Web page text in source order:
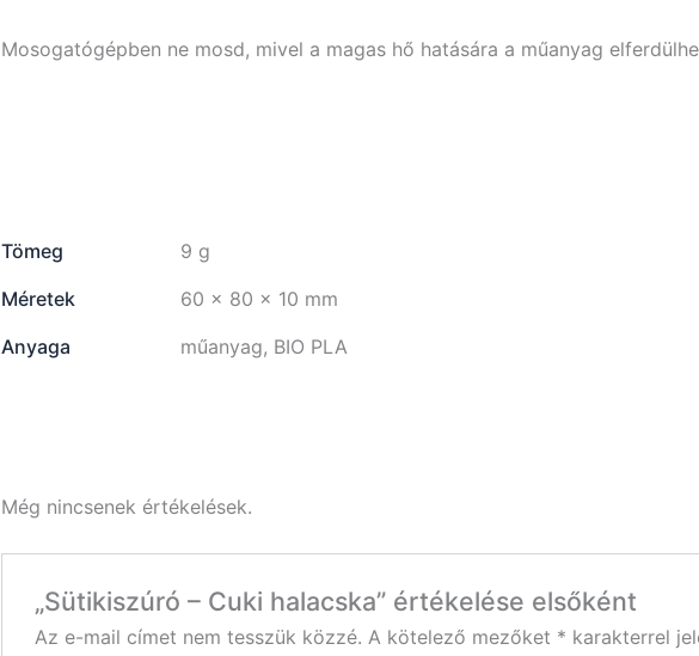
Mosogatógépben ne mosd, mivel a magas hő hatására a műanyag
Tömeg
9 g
Méretek
60 × 80 × 10 mm
Anyaga
műanyag, BIO PLA
Még nincsenek értékelések.
„Sütikiszúró – Cuki halacska” értékelése elsőként
Az e-mail címet nem tesszük közzé. A kötelező mezőket * karakterrel